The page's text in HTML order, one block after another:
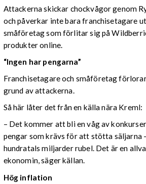
Attackerna skickar chockvågor genom
och påverkar inte bara franchisetagare
småföretag som förlitar sig på
produkter online.
“Ingen har pengarna”
Franchisetagare och småföretag
grund av attackerna.
Så här låter det från en källa nära Kreml:
– Det kommer att bli en våg av
pengar som krävs för att stötta säljarna
hundratals miljarder rubel. Det är en
ekonomin, säger källan.
Hög inflation